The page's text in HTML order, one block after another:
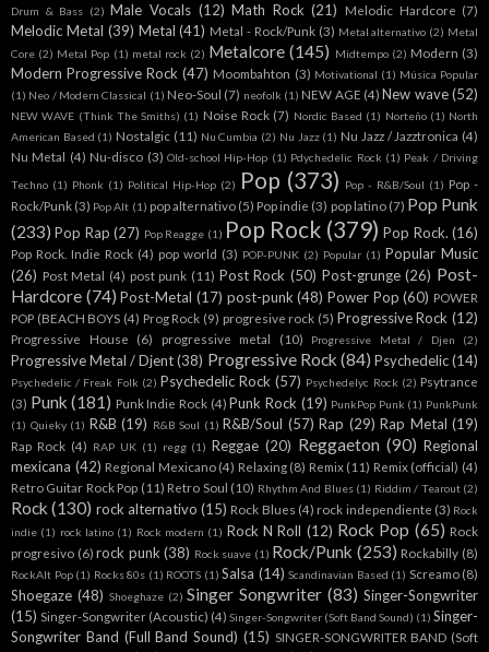
Drum & Bass (2) Male Vocals (12) Math Rock (21) Melodic Hardcore (7)
Melodic Metal (39) Metal (41) Metal - Rock/Punk (3) Metal alternativo (2) Metal
Core (2) Metal Pop (1) metal rock (2) Metalcore (145) Midtempo (2) Modern (3)
Modern Progressive Rock (47) Moombahton (3) Motivational (1) Música Popular
(1) Neo / Modern Classical (1) Neo-Soul (7) neofolk (1) NEW AGE (4) New wave (52)
NEW WAVE (Think The Smiths) (1) Noise Rock (7) Nordic Based (1) Norteño (1) North
American Based (1) Nostalgic (11) Nu Cumbia (2) Nu Jazz (1) Nu Jazz / Jazztronica (4)
Nu Metal (4) Nu-disco (3) Old-school Hip-Hop (1) Pdychedelic Rock (1) Peak / Driving
Techno (1) Phonk (1) Political Hip-Hop (2) Pop (373) Pop - R&B/Soul (1) Pop -
Rock/Punk (3) Pop Alt (1) pop alternativo (5) Pop indie (3) pop latino (7) Pop Punk
(233) Pop Rap (27) Pop Reagge (1) Pop Rock (379) Pop Rock. (16)
Pop Rock. Indie Rock (4) pop world (3) POP-PUNK (2) Popular (1) Popular Music
(26) Post Metal (4) post punk (11) Post Rock (50) Post-grunge (26) Post-
Hardcore (74) Post-Metal (17) post-punk (48) Power Pop (60) POWER
POP (BEACH BOYS (4) Prog Rock (9) progresive rock (5) Progressive Rock (12)
Progressive House (6) progressive metal (10) Progressive Metal / Djen (2)
Progressive Metal / Djent (38) Progressive Rock (84) Psychedelic(14)
Psychedelic / Freak Folk (2) Psychedelic Rock (57) Psychedelyc Rock (2) Psytrance
(3) Punk (181) Punk Indie Rock (4) Punk Rock (19) PunkPop Punk (1) PunkPunk
(1) Quieky (1) R&B (19) R&B Soul (1) R&B/Soul (57) Rap (29) Rap Metal (19)
Rap Rock (4) RAP UK (1) regg (1) Reggae (20) Reggaeton (90) Regional
mexicana (42) Regional Mexicano (4) Relaxing (8) Remix (11) Remix (official) (4)
Retro Guitar Rock Pop (11) Retro Soul (10) Rhythm And Blues (1) Riddim / Tearout (2)
Rock (130) rock alternativo (15) Rock Blues (4) rock independiente (3) Rock
indie (1) rock latino (1) Rock modern (1) Rock N Roll (12) Rock Pop (65) Rock
progresivo (6) rock punk (38) Rock suave (1) Rock/Punk (253) Rockabilly (8)
RockAlt Pop (1) Rocks 80s (1) ROOTS (1) Salsa (14) Scandinavian Based (1) Screamo (8)
Shoegaze (48) Shoeghaze (2) Singer Songwriter (83) Singer-Songwriter
(15) Singer-Songwriter (Acoustic) (4) Singer-Songwriter (Soft Band Sound) (1) Singer-
Songwriter Band (Full Band Sound) (15) SINGER-SONGWRITER BAND (Soft